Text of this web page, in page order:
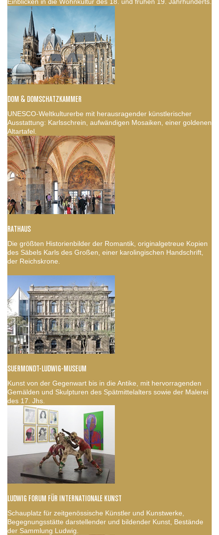
DOM & DOMSCHATZKAMMER
UNESCO-Weltkulturerbe mit herausragender künstlerischer
Ausstattung: Karlsschrein, aufwändigen Mosaiken, einer goldenen
Altartafel.
RATHAUS
Die größten Historienbilder der Romantik, originalgetreue Kopien
des Säbels Karls des Großen, einer karolingischen Handschrift,
der Reichskrone.
SUERMONDT-LUDWIG-MUSEUM
Kunst von der Gegenwart bis in die Antike, mit hervorragenden
Gemälden und Skulpturen des Spätmittelalters sowie der Malerei
des 17. Jhs.
LUDWIG FORUM FÜR INTERNATIONALE KUNST
Schauplatz für zeitgenössische Künstler und Kunstwerke,
Begegnungsstätte darstellender und bildender Kunst, Bestände
der Sammlung Ludwig.